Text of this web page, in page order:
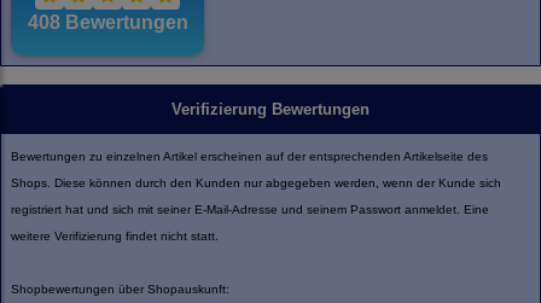
Verifizierung Bewertungen
Bewertungen zu einzelnen Artikel erscheinen auf der entsprechenden Artikelseite des
Shops. Diese können durch den Kunden nur abgegeben werden, wenn der Kunde sich
registriert hat und sich mit seiner E-Mail-Adresse und seinem Passwort anmeldet. Eine
weitere Verifizierung findet nicht statt.
Shopbewertungen über Shopauskunft: